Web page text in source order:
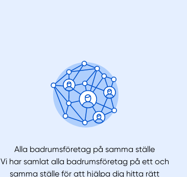
Alla badrumsföretag på samma ställe
Vi har samlat alla badrumsföretag på ett och
samma ställe för att hjälpa dig hitta rätt